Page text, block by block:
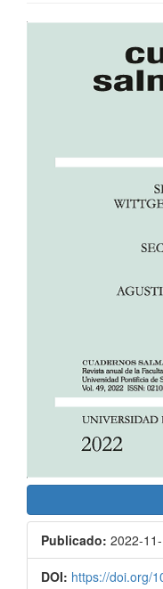
Barra
lateral
Publicado: 2022-
DOI: https://doi.org/